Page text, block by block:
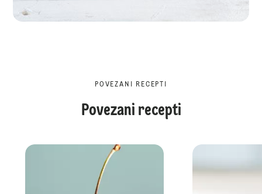
POVEZANI RECEPTI
Povezani recepti